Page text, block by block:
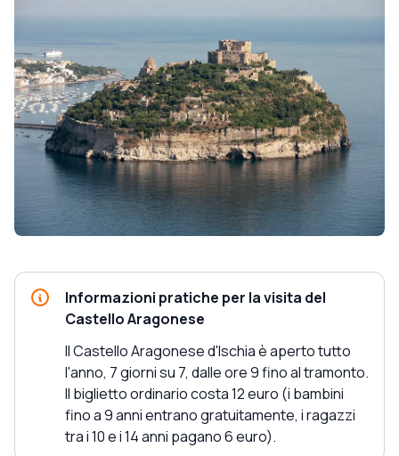
Informazioni pratiche per la visita del
Castello Aragonese
Il Castello Aragonese d'Ischia è aperto tutto
l'anno, 7 giorni su 7, dalle ore 9 fino al tramonto.
Il biglietto ordinario costa 12 euro (i bambini
fino a 9 anni entrano gratuitamente, i ragazzi
tra i 10 e i 14 anni pagano 6 euro).